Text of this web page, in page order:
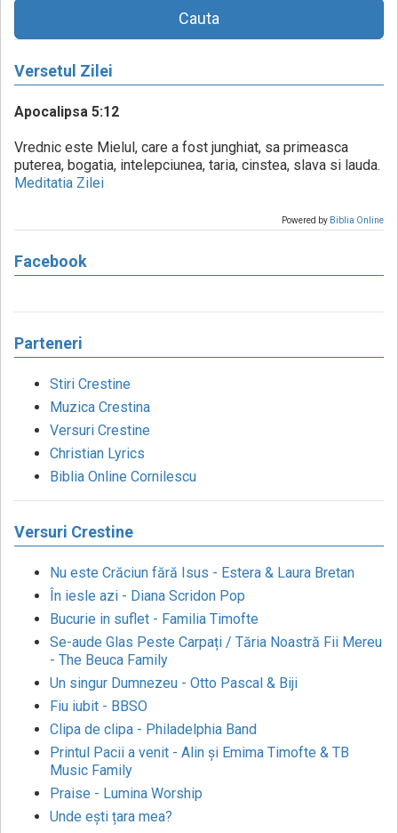
Cauta
Versetul Zilei
Apocalipsa 5:12
Vrednic este Mielul, care a fost junghiat, sa primeasca
puterea, bogatia, intelepciunea, taria, cinstea, slava si lauda.
Meditatia Zilei
Powered by Biblia Online
Facebook
Parteneri
Stiri Crestine
Muzica Crestina
Versuri Crestine
Christian Lyrics
Biblia Online Cornilescu
Versuri Crestine
Nu este Crăciun fără Isus - Estera & Laura Bretan
În iesle azi - Diana Scridon Pop
Bucurie in suflet - Familia Timofte
Se-aude Glas Peste Carpați / Tăria Noastră Fii Mereu
- The Beuca Family
Un singur Dumnezeu - Otto Pascal & Biji
Fiu iubit - BBSO
Clipa de clipa - Philadelphia Band
Printul Pacii a venit - Alin și Emima Timofte & TB
Music Family
Praise - Lumina Worship
Unde ești țara mea?